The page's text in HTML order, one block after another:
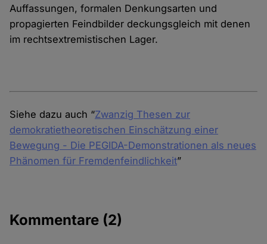
Auffassungen, formalen Denkungsarten und
propagierten Feindbilder deckungsgleich mit denen
im rechtsextremistischen Lager.
Siehe dazu auch “Zwanzig Thesen zur
demokratietheoretischen Einschätzung einer
Bewegung - Die PEGIDA-Demonstrationen als neues
Phänomen für Fremdenfeindlichkeit”
Kommentare (2)